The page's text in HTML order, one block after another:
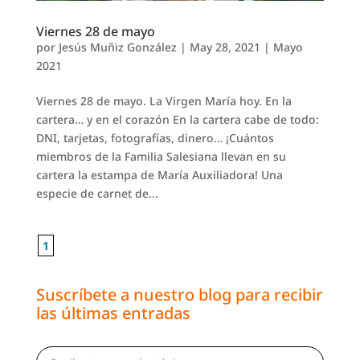
Viernes 28 de mayo
por Jesús Muñiz González | May 28, 2021 | Mayo
2021
Viernes 28 de mayo. La Virgen María hoy. En la
cartera… y en el corazón En la cartera cabe de todo:
DNI, tarjetas, fotografías, dinero… ¡Cuántos
miembros de la Familia Salesiana llevan en su
cartera la estampa de María Auxiliadora! Una
especie de carnet de...
1
Suscríbete a nuestro blog para recibir
las últimas entradas
Escribe tu correo electrónico…